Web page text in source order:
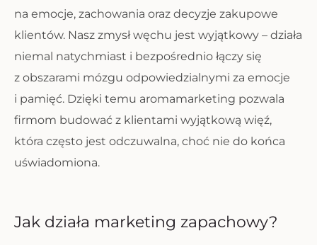
na emocje, zachowania oraz decyzje zakupowe
klientów. Nasz zmysł węchu jest wyjątkowy – działa
niemal natychmiast i bezpośrednio łączy się
z obszarami mózgu odpowiedzialnymi za emocje
i pamięć. Dzięki temu aromamarketing pozwala
firmom budować z klientami wyjątkową więź,
która często jest odczuwalna, choć nie do końca
uświadomiona.
Jak działa marketing zapachowy?